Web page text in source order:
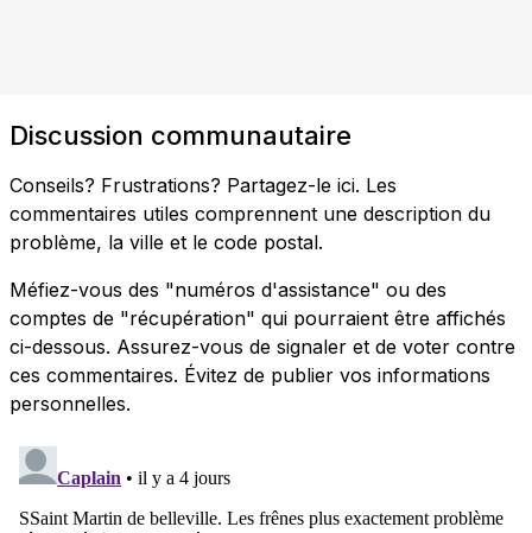
Discussion communautaire
Conseils? Frustrations? Partagez-le ici. Les
commentaires utiles comprennent une description du
problème, la ville et le code postal.
Méfiez-vous des "numéros d'assistance" ou des
comptes de "récupération" qui pourraient être affichés
ci-dessous. Assurez-vous de signaler et de voter contre
ces commentaires. Évitez de publier vos informations
personnelles.